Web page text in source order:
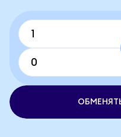
ОБМЕНЯТЬ